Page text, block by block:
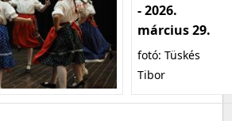
- 2026.
március 29.
fotó: Tüskés
Tibor